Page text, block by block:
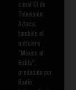
canal 13 de
Televisión
Azteca;
también el
noticiero
“México al
Habla”,
producido por
Radio